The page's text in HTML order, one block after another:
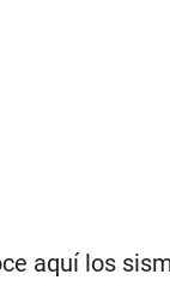
aquí los